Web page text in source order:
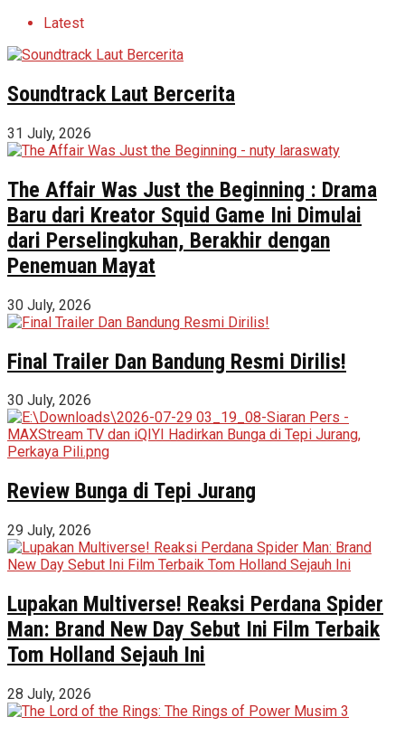
Latest
Soundtrack Laut Bercerita
31 July, 2026
The Affair Was Just the Beginning : Drama
Baru dari Kreator Squid Game Ini Dimulai
dari Perselingkuhan, Berakhir dengan
Penemuan Mayat
30 July, 2026
Final Trailer Dan Bandung Resmi Dirilis!
30 July, 2026
Review Bunga di Tepi Jurang
29 July, 2026
Lupakan Multiverse! Reaksi Perdana Spider
Man: Brand New Day Sebut Ini Film Terbaik
Tom Holland Sejauh Ini
28 July, 2026